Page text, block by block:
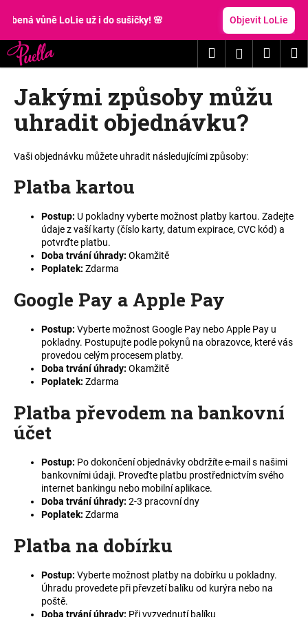
vůně LoLie už i do sušičky! 🌸 Objevit LoLie
HledatPřihlášení
Jakými způsoby můžu
uhradit objednávku?
Vaši objednávku můžete uhradit následujícími způsoby:
Platba kartou
Postup: U pokladny vyberte možnost platby kartou. Zadejte
údaje z vaší karty (číslo karty, datum expirace, CVC kód) a
potvrďte platbu.
Doba trvání úhrady: Okamžitě
Poplatek: Zdarma
Google Pay a Apple Pay
Postup: Vyberte možnost Google Pay nebo Apple Pay u
pokladny. Postupujte podle pokynů na obrazovce, které vás
provedou celým procesem platby.
Doba trvání úhrady: Okamžitě
Poplatek: Zdarma
Platba převodem na bankovní
účet
Postup: Po dokončení objednávky obdržíte e-mail s našimi
bankovními údaji. Proveďte platbu prostřednictvím svého
internet bankingu nebo mobilní aplikace.
Doba trvání úhrady: 2-3 pracovní dny
Poplatek: Zdarma
Platba na dobírku
Postup: Vyberte možnost platby na dobírku u pokladny.
Úhradu provedete při převzetí balíku od kurýra nebo na
poště.
Doba trvání úhrady: Při vyzvednutí balíku
š
í
C
o
p
o
t
ř
e
b
e
n
HLEDAT
o